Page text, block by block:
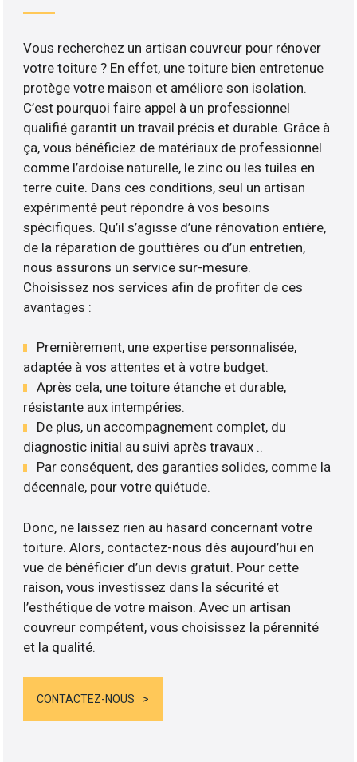
Vous recherchez un artisan couvreur pour rénover
votre toiture ? En effet, une toiture bien entretenue
protège votre maison et améliore son isolation.
C’est pourquoi faire appel à un professionnel
qualifié garantit un travail précis et durable. Grâce à
ça, vous bénéficiez de matériaux de professionnel
comme l’ardoise naturelle, le zinc ou les tuiles en
terre cuite. Dans ces conditions, seul un artisan
expérimenté peut répondre à vos besoins
spécifiques. Qu’il s’agisse d’une rénovation entière,
de la réparation de gouttières ou d’un entretien,
nous assurons un service sur-mesure.
Choisissez nos services afin de profiter de ces
avantages :
Premièrement, une expertise personnalisée,
adaptée à vos attentes et à votre budget.
Après cela, une toiture étanche et durable,
résistante aux intempéries.
De plus, un accompagnement complet, du
diagnostic initial au suivi après travaux ..
Par conséquent, des garanties solides, comme la
décennale, pour votre quiétude.
Donc, ne laissez rien au hasard concernant votre
toiture. Alors, contactez-nous dès aujourd’hui en
vue de bénéficier d’un devis gratuit. Pour cette
raison, vous investissez dans la sécurité et
l’esthétique de votre maison. Avec un artisan
couvreur compétent, vous choisissez la pérennité
et la qualité.
CONTACTEZ-NOUS